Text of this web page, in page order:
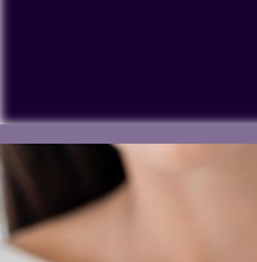
Para ver nuestros
procese datos
Cookies Settings